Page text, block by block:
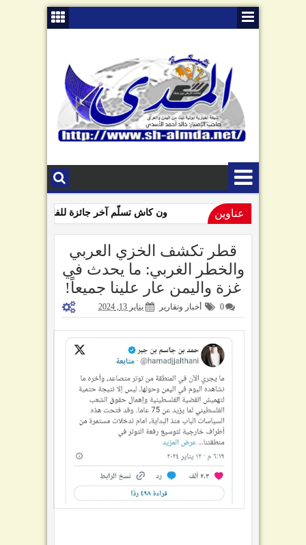
عناوين
ون كاش تسلّم آخر جائزة للفائزين بمسابقة
قطر تكشف الخزي العربي
والخطر الغربي: ما يحدث في
غزة واليمن عار علينا جميعاً!
0 أخبار وتقارير يناير 13, 2024